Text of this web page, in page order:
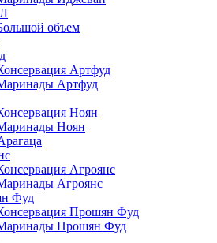
объем
Артфуд
Артфуд
Ноян
Ноян
Агроянс
Агроянс
Фуд
Прошян Фуд
Прошян Фуд